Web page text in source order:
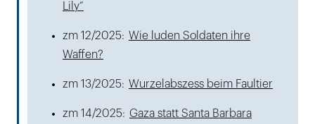
Lily“
zm 12/2025: Wie luden Soldaten ihre
Waffen?
zm 13/2025: Wurzelabszess beim Faultier
zm 14/2025: Gaza statt Santa Barbara